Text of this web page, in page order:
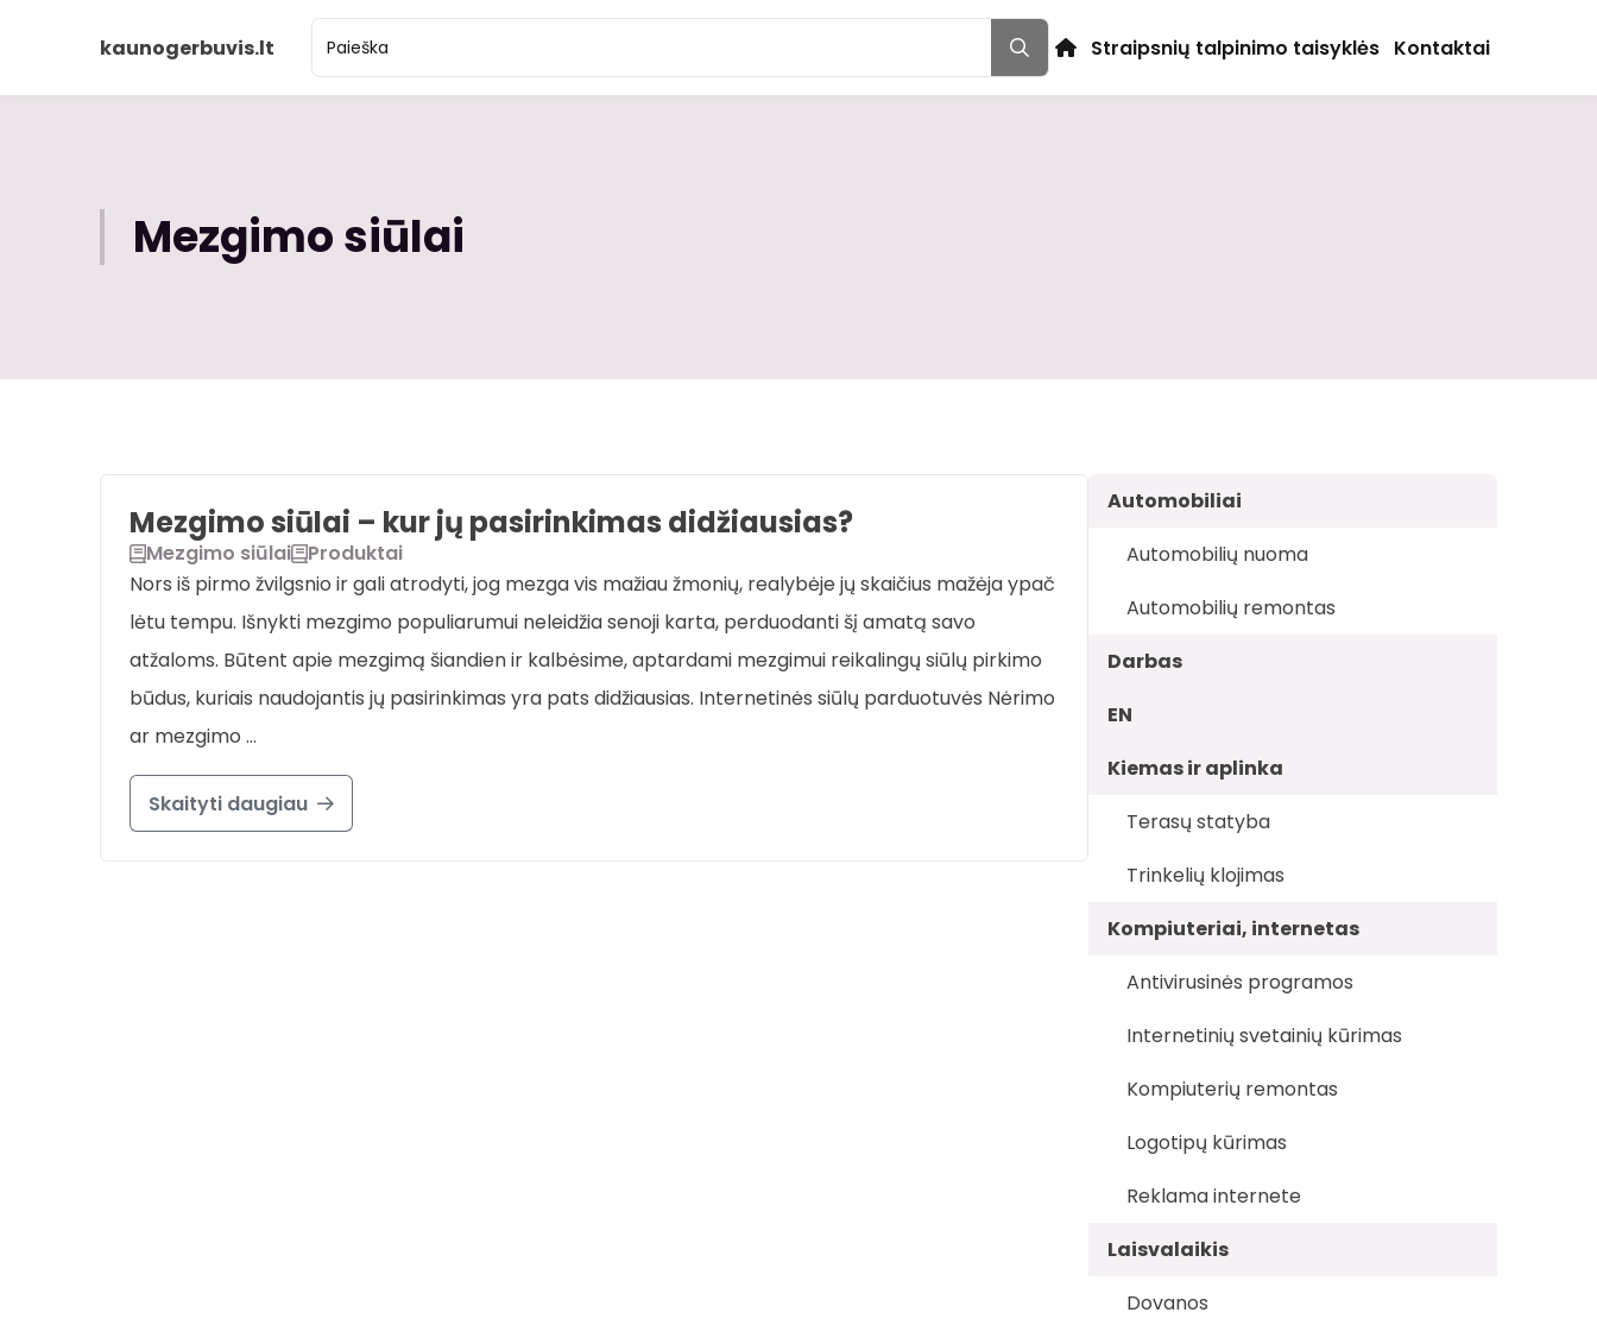
kaunogerbuvis.lt Straipsnių talpinimo taisyklės Kontaktai
Mezgimo siūlai
Mezgimo siūlai – kur jų pasirinkimas didžiausias?
Mezgimo siūlai
Produktai
Nors iš pirmo žvilgsnio ir gali atrodyti, jog mezga vis mažiau žmonių, realybėje jų skaičius mažėja ypač
lėtu tempu. Išnykti mezgimo populiarumui neleidžia senoji karta, perduodanti šį amatą savo
atžaloms. Būtent apie mezgimą šiandien ir kalbėsime, aptardami mezgimui reikalingų siūlų pirkimo
būdus, kuriais naudojantis jų pasirinkimas yra pats didžiausias. Internetinės siūlų parduotuvės Nėrimo
ar mezgimo …
Skaityti daugiau
Automobiliai
Automobilių nuoma
Automobilių remontas
Darbas
EN
Kiemas ir aplinka
Terasų statyba
Trinkelių klojimas
Kompiuteriai, internetas
Antivirusinės programos
Internetinių svetainių kūrimas
Kompiuterių remontas
Logotipų kūrimas
Reklama internete
Laisvalaikis
Dovanos